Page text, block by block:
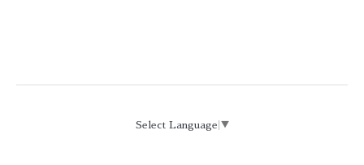
Select Language ▼